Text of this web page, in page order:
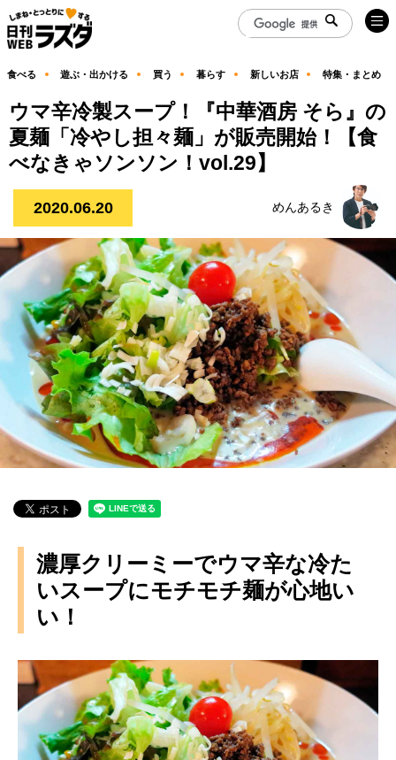
食べる 遊ぶ・出かける 買う 暮らす 新しいお店 特集・まとめ
ウマ辛冷製スープ！『中華酒房 そら』の
夏麺「冷やし担々麺」が販売開始！【食
べなきゃソンソン！vol.29】
2020.06.20 めんあるき
濃厚クリーミーでウマ辛な冷た
いスープにモチモチ麺が心地い
い！